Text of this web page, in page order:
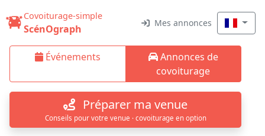
Covoiturage-simple
ScénOgraph Mes annonces
Événements
Annonces de
covoiturage
Préparer ma venue
Conseils pour votre venue · covoiturage en option